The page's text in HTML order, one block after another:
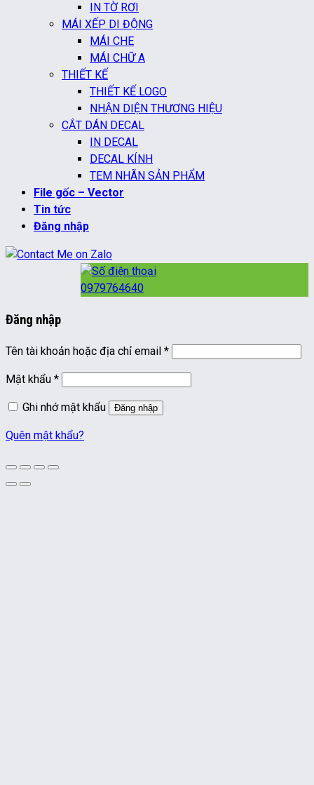
IN TỜ RƠI
MÁI XẾP DI ĐỘNG
MÁI CHE
MÁI CHỮ A
THIẾT KẾ
THIẾT KẾ LOGO
NHẬN DIỆN THƯƠNG HIỆU
CẮT DÁN DECAL
IN DECAL
DECAL KÍNH
TEM NHÃN SẢN PHẨM
File gốc – Vector
Tin tức
Đăng nhập
0979764640
Đăng nhập
Tên tài khoản hoặc địa chỉ email *Bắt
Mật khẩu *Bắt
Ghi nhớ mật khẩu
Đăng nhập
Quên mật khẩu?